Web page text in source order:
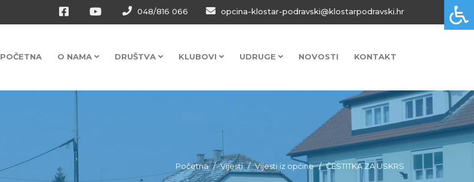
048/816 066 opcina-klostar-podravski@klostarpodravski.hr
POČETNA O NAMA DRUŠTVA KLUBOVI UDRUGE NOVOSTI KONTAKT
Početna Vijesti Vijesti iz općine ČESTITKA ZA USKRS